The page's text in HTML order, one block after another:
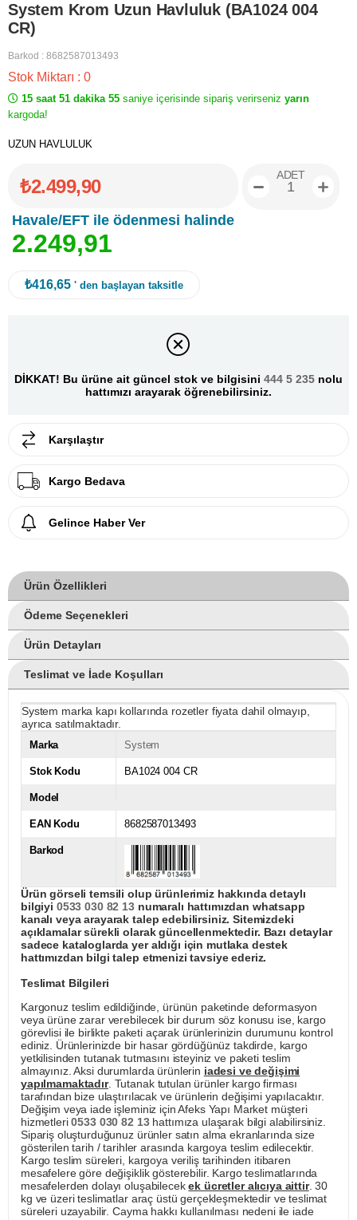
System Krom Uzun Havluluk (BA1024 004
CR)
Barkod : 8682587013493
Stok Miktarı : 0
15 saat 51 dakika 55 saniye içerisinde sipariş verirseniz yarın
kargoda!
UZUN HAVLULUK
₺2.499,90
Havale/EFT ile ödenmesi halinde
2.249,91
ADET
₺416,65 ' den başlayan taksitle
DİKKAT! Bu ürüne ait güncel stok ve bilgisini 444 5 235 nolu
hattımızı arayarak öğrenebilirsiniz.
Karşılaştır
Kargo Bedava
Gelince Haber Ver
Ürün Özellikleri
Ödeme Seçenekleri
Ürün Detayları
Teslimat ve İade Koşulları
System marka kapı kollarında rozetler fiyata dahil olmayıp,
ayrıca satılmaktadır.
Marka System
Stok Kodu BA1024 004 CR
Model
EAN Kodu 8682587013493
Barkod
Ürün görseli temsili olup ürünlerimiz hakkında detaylı
bilgiyi 0533 030 82 13numaralı hattımızdan whatsapp
kanalı veya arayarak talep edebilirsiniz. Sitemizdeki
açıklamalar sürekli olarak güncellenmektedir. Bazı detaylar
sadece kataloglarda yer aldığı için mutlaka destek
hattımızdan bilgi talep etmenizi tavsiye ederiz.
Teslimat Bilgileri
Kargonuz teslim edildiğinde, ürünün paketinde deformasyon
veya ürüne zarar verebilecek bir durum söz konusu ise, kargo
görevlisi ile birlikte paketi açarak ürünlerinizin durumunu kontrol
ediniz. Ürünlerinizde bir hasar gördüğünüz takdirde, kargo
yetkilisinden tutanak tutmasını isteyiniz ve paketi teslim
almayınız. Aksi durumlarda ürünlerin iadesi ve değişimi
yapılmamaktadır. Tutanak tutulan ürünler kargo firması
tarafından bize ulaştırılacak ve ürünlerin değişimi yapılacaktır.
Değişim veya iade işleminiz için Afeks Yapı Market müşteri
hizmetleri0533 030 82 13hattımıza ulaşarak bilgi alabilirsiniz.
Sipariş oluşturduğunuz ürünler satın alma ekranlarında size
gösterilen tarih / tarihler arasında kargoya teslim edilecektir.
Kargo teslim süreleri, kargoya veriliş tarihinden itibaren
mesafelere göre değişiklik gösterebilir. Kargo teslimatlarında
mesafelerden dolayı oluşabilecekek ücretler alıcıya aittir. 30
kg ve üzeri teslimatlar araç üstü gerçekleşmektedir ve teslimat
süreleri uzayabilir. Cayma hakkı kullanılması nedeni ile iade